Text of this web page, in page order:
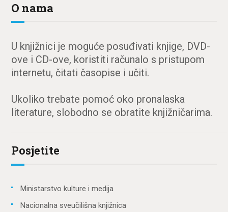
O nama
U knjižnici je moguće posuđivati knjige, DVD-
ove i CD-ove, koristiti računalo s pristupom
internetu, čitati časopise i učiti.
Ukoliko trebate pomoć oko pronalaska
literature, slobodno se obratite knjižničarima.
Posjetite
Ministarstvo kulture i medija
Nacionalna sveučilišna knjižnica